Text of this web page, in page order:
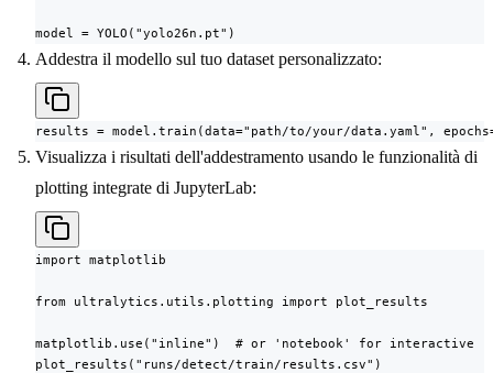
model = YOLO("yolo26n.pt")
Addestra il modello sul tuo dataset personalizzato:
results = model.train(data="path/to/your/data.yaml",
Visualizza i risultati dell'addestramento usando le funzionalità di
plotting integrate di JupyterLab:
import matplotlib
from ultralytics.utils.plotting import plot_results
matplotlib.use("inline")  # or 'notebook' for interactive
plot_results("runs/detect/train/results.csv")